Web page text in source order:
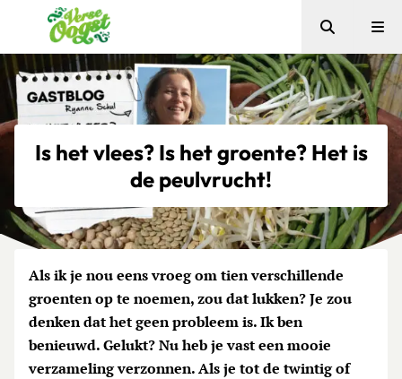
Verse Oogst
Zoeken
Is het vlees? Is het groente? Het is
de peulvrucht!
Als ik je nou eens vroeg om tien verschillende
groenten op te noemen, zou dat lukken? Je zou
denken dat het geen probleem is. Ik ben
benieuwd. Gelukt? Nu heb je vast een mooie
verzameling verzonnen. Als je tot de twintig of